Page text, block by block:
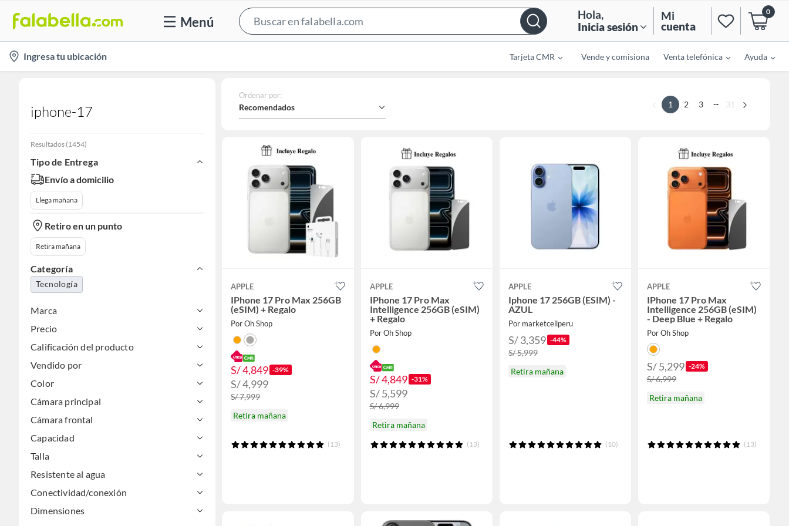
Menú
Bar
Hola,
Inicia sesión
Mi
cuenta
0
location-
icon
Ingresa tu ubicación Tarjeta CMR Vende y comisiona Venta telefónica Ayuda
iphone-17
Resultados (1454)
Tipo de Entrega
Envío a domicilio
Llega mañana
Retiro en un punto
Retira mañana
Categoría
Tecnología
Marca
Precio
Calificación del producto
Vendido por
Color
Cámara principal
Cámara frontal
Capacidad
Talla
Resistente al agua
Conectividad/conexión
Dimensiones
Ordenar por:
Recomendados 1 2 3 ... 31
APPLE
IPhone 17 Pro Max 256GB
(eSIM) + Regalo
Por Oh Shop
S/ 4,849 -39%
S/ 4,999
S/ 7,999
Retira mañana
(13)
APPLE
IPhone 17 Pro Max
Intelligence 256GB (eSIM)
+ Regalo
Por Oh Shop
S/ 4,849 -31%
S/ 5,599
S/ 6,999
Retira mañana
(13)
APPLE
Iphone 17 256GB (ESIM) -
AZUL
Por marketcellperu
S/ 3,359 -44%
S/ 5,999
Retira mañana
(10)
APPLE
IPhone 17 Pro Max
Intelligence 256GB (eSIM)
- Deep Blue + Regalo
Por Oh Shop
S/ 5,299 -24%
S/ 6,999
Retira mañana
(13)